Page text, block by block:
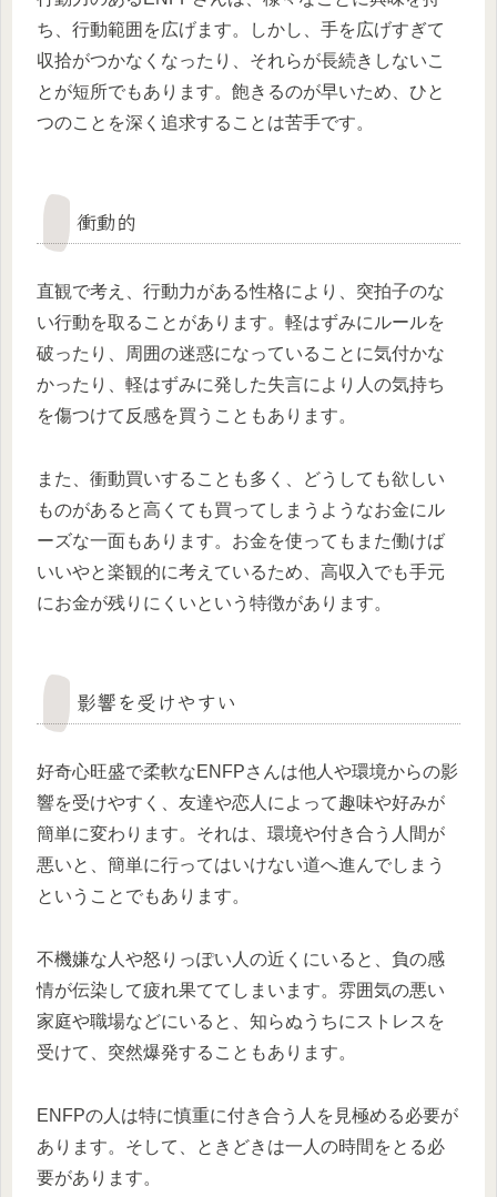
ち、行動範囲を広げます。しかし、手を広げすぎて
収拾がつかなくなったり、それらが長続きしないこ
とが短所でもあります。飽きるのが早いため、ひと
つのことを深く追求することは苦手です。
衝動的
直観で考え、行動力がある性格により、突拍子のな
い行動を取ることがあります。軽はずみにルールを
破ったり、周囲の迷惑になっていることに気付かな
かったり、軽はずみに発した失言により人の気持ち
を傷つけて反感を買うこともあります。
また、衝動買いすることも多く、どうしても欲しい
ものがあると高くても買ってしまうようなお金にル
ーズな一面もあります。お金を使ってもまた働けば
いいやと楽観的に考えているため、高収入でも手元
にお金が残りにくいという特徴があります。
影響を受けやすい
好奇心旺盛で柔軟なENFPさんは他人や環境からの影
響を受けやすく、友達や恋人によって趣味や好みが
簡単に変わります。それは、環境や付き合う人間が
悪いと、簡単に行ってはいけない道へ進んでしまう
ということでもあります。
不機嫌な人や怒りっぽい人の近くにいると、負の感
情が伝染して疲れ果ててしまいます。雰囲気の悪い
家庭や職場などにいると、知らぬうちにストレスを
受けて、突然爆発することもあります。
ENFPの人は特に慎重に付き合う人を見極める必要が
あります。そして、ときどきは一人の時間をとる必
要があります。